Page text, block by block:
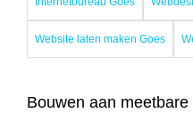
Website laten maken Goes
Bouwen aan